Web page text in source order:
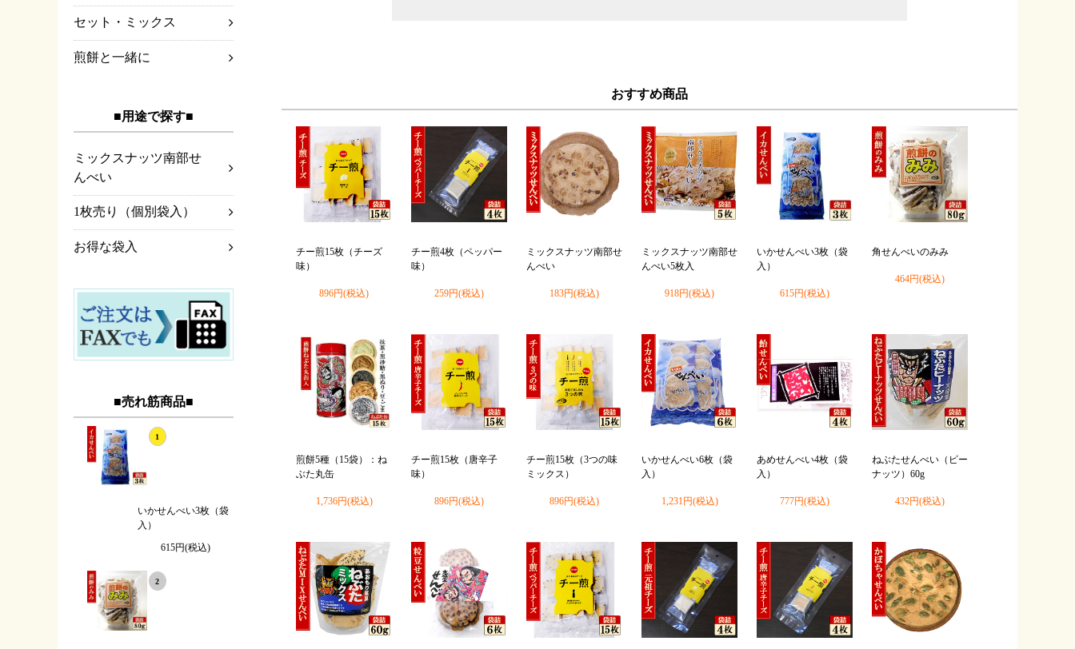
セット・ミックス
煎餅と一緒に
■用途で探す■
ミックスナッツ南部せ
んべい
1枚売り（個別袋入）
お得な袋入
■売れ筋商品■
1
いかせんべい3枚（袋
入）
615円(税込)
2
おすすめ商品
チー煎15枚（チーズ
味）
896円(税込)
チー煎4枚（ペッパー
味）
259円(税込)
ミックスナッツ南部せ
んべい
183円(税込)
ミックスナッツ南部せ
んべい5枚入
918円(税込)
いかせんべい3枚（袋
入）
615円(税込)
角せんべいのみみ
464円(税込)
煎餅5種（15袋）：ね
ぶた丸缶
1,736円(税込)
チー煎15枚（唐辛子
味）
896円(税込)
チー煎15枚（3つの味
ミックス）
896円(税込)
いかせんべい6枚（袋
入）
1,231円(税込)
あめせんべい4枚（袋
入）
777円(税込)
ねぶたせんべい（ピー
ナッツ）60g
432円(税込)